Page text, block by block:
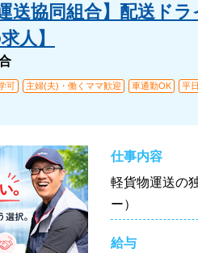
送協同組合】配送ド
人】
可 主婦(夫)・働くママ歓迎 車通勤OK 平
仕事内容
軽貨物運送の
ー）
給与